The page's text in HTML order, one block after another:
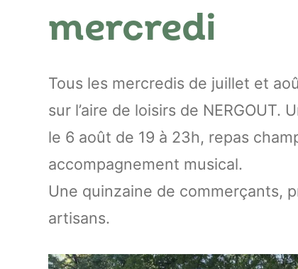
mercredi
Tous les mercredis de juillet et
sur l’aire de loisirs de NERGOUT.
le 6 août de 19 à 23h, repas
accompagnement musical.
Une quinzaine de commerçants,
artisans.